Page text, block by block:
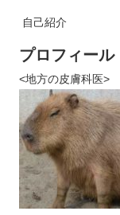
自己紹介
プロフィール
<地方の皮膚科医>